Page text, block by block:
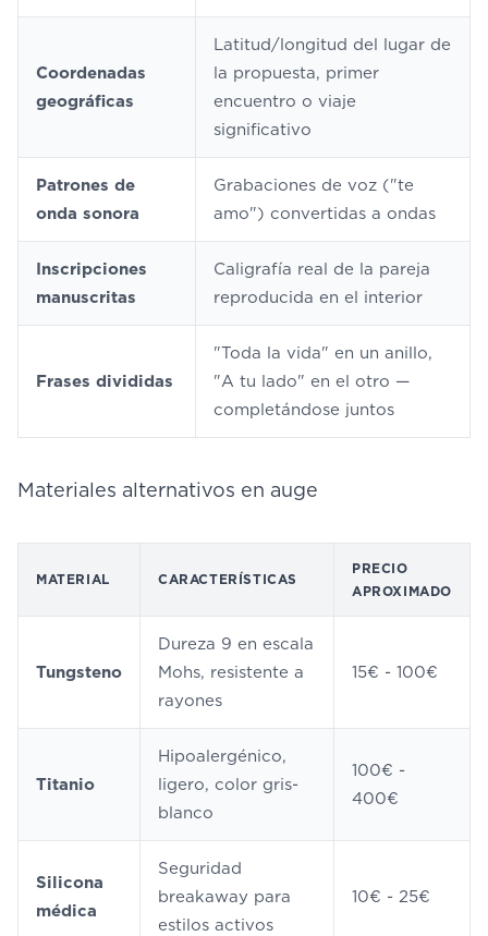
Coordenadas
geográficas
Latitud/longitud del lugar de
la propuesta, primer
encuentro o viaje
significativo
Patrones de
onda sonora
Grabaciones de voz ("te
amo") convertidas a ondas
Inscripciones
manuscritas
Caligrafía real de la pareja
reproducida en el interior
Frases divididas
"Toda la vida" en un anillo,
"A tu lado" en el otro —
completándose juntos
Materiales alternativos en auge
MATERIAL CARACTERÍSTICAS
PRECIO
APROXIMADO
Tungsteno
Dureza 9 en escala
Mohs, resistente a
rayones
15€ - 100€
Titanio
Hipoalergénico,
ligero, color gris-
blanco
100€ -
400€
Silicona
médica
Seguridad
breakaway para
estilos activos
10€ - 25€